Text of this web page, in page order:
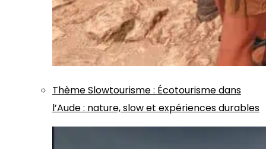
ThèmeSlowtourisme: Écotourisme dans
l’Aude : nature, slow et expériences durables